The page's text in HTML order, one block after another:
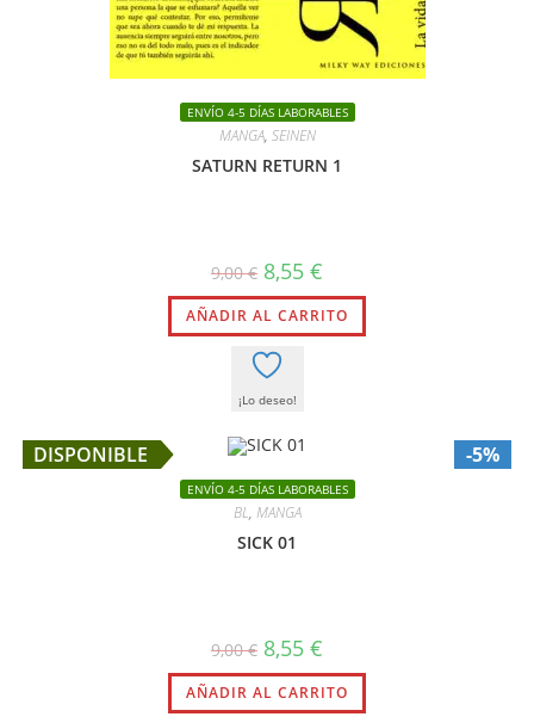
ENVÍO 4-5 DÍAS LABORABLES
MANGA, SEINEN
SATURN RETURN 1
9,00€ El
precio
original
era:
9,00 €.
8,55 €
actual
es:
8,55 €.
AÑADIR AL CARRITO
¡Lo deseo!
DISPONIBLE -5%
ENVÍO 4-5 DÍAS LABORABLES
BL, MANGA
SICK 01
9,00€ El
precio
original
era:
9,00 €.
8,55 €
actual
es:
8,55 €.
AÑADIR AL CARRITO